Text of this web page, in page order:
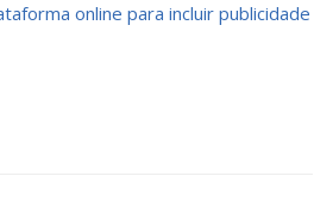
online para incluir publicidade